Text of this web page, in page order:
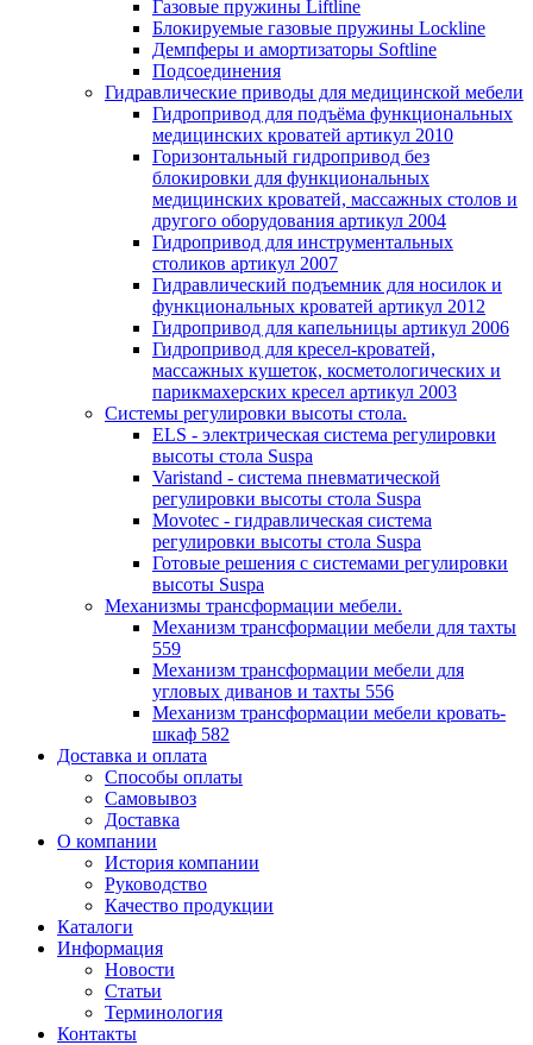
Газовые пружины Liftline
Блокируемые газовые пружины Lockline
Демпферы и амортизаторы Softline
Подсоединения
Гидравлические приводы для медицинской мебели
Гидропривод для подъёма функциональных
медицинских кроватей артикул 2010
Горизонтальный гидропривод без
блокировки для функциональных
медицинских кроватей, массажных столов и
другого оборудования артикул 2004
Гидропривод для инструментальных
столиков артикул 2007
Гидравлический подъемник для носилок и
функциональных кроватей артикул 2012
Гидропривод для капельницы артикул 2006
Гидропривод для кресел-кроватей,
массажных кушеток, косметологических и
парикмахерских кресел артикул 2003
Системы регулировки высоты стола.
ELS - электрическая система регулировки
высоты стола Suspa
Varistand - система пневматической
регулировки высоты стола Suspa
Movotec - гидравлическая система
регулировки высоты стола Suspa
Готовые решения с системами регулировки
высоты Suspa
Механизмы трансформации мебели.
Механизм трансформации мебели для тахты
559
Механизм трансформации мебели для
угловых диванов и тахты 556
Механизм трансформации мебели кровать-
шкаф 582
Доставка и оплата
Способы оплаты
Самовывоз
Доставка
О компании
История компании
Руководство
Качество продукции
Каталоги
Информация
Новости
Статьи
Терминология
Контакты